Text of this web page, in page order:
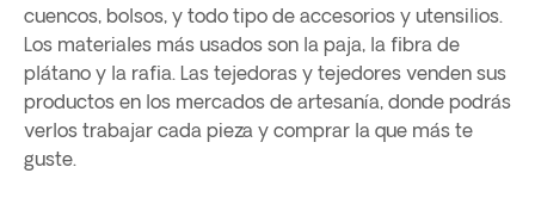
cuencos, bolsos, y todo tipo de accesorios y utensilios.
Los materiales más usados son la paja, la fibra de
plátano y la rafia. Las tejedoras y tejedores venden sus
productos en los mercados de artesanía, donde podrás
verlos trabajar cada pieza y comprar la que más te
guste.